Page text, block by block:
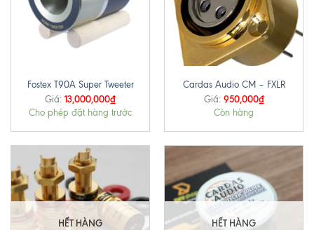
Fostex T90A Super Tweeter
Giá: 13,000,000₫
Cho phép đặt hàng trước
Cardas Audio CM – FXLR
Giá: 950,000₫
Còn hàng
HẾT HÀNG HẾT HÀNG